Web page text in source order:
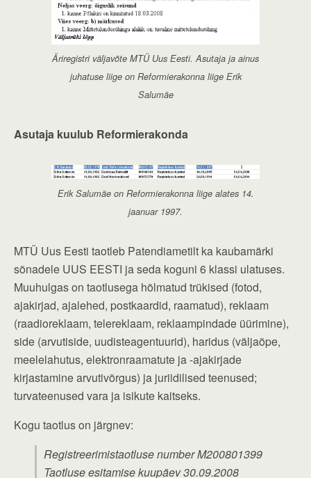
Äriregistri väljavõte MTÜ Uus Eesti. Asutaja ja ainus
juhatuse liige on Reformierakonna liige Erik
Salumäe
Asutaja kuulub Reformierakonda
Erik Salumäe on Reformierakonna liige alates 14.
jaanuar 1997.
MTÜ Uus Eesti taotleb Patendiametilt ka kaubamärki
sõnadele UUS EESTI ja seda koguni 6 klassi ulatuses.
Muuhulgas on taotlusega hõlmatud trükised (fotod,
ajakirjad, ajalehed, postkaardid, raamatud), reklaam
(raadioreklaam, telereklaam, reklaampindade üürimine),
side (arvutiside, uudisteagentuurid), haridus (väljaõpe,
meelelahutus, elektronraamatute ja -ajakirjade
kirjastamine arvutivõrgus) ja juriidilised teenused;
turvateenused vara ja isikute kaitseks.
Kogu taotlus on järgnev:
Registreerimistaotluse number M200801399
Taotluse esitamise kuupäev 30.09.2008